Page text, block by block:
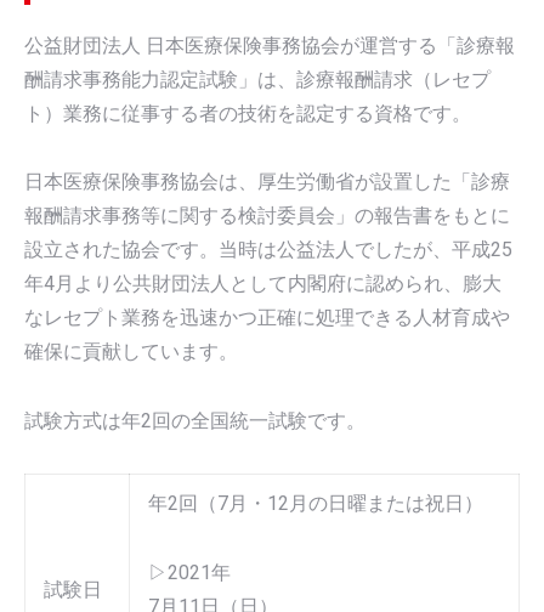
公益財団法人 日本医療保険事務協会が運営する「診療報
酬請求事務能力認定試験」は、診療報酬請求（レセプ
ト）業務に従事する者の技術を認定する資格です。
日本医療保険事務協会は、厚生労働省が設置した「診療
報酬請求事務等に関する検討委員会」の報告書をもとに
設立された協会です。当時は公益法人でしたが、平成25
年4月より公共財団法人として内閣府に認められ、膨大
なレセプト業務を迅速かつ正確に処理できる人材育成や
確保に貢献しています。
試験方式は年2回の全国統一試験です。
試験日
年2回（7月・12月の日曜または祝日）
▷2021年
7月11日（日）